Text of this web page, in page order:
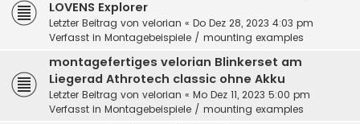
LOVENS Explorer
Letzter Beitrag von velorian « Do Dez 28, 2023 4:03 pm
Verfasst in Montagebeispiele / mounting examples
montagefertiges velorian Blinkerset am
Liegerad Athrotech classic ohne Akku
Letzter Beitrag von velorian « Mo Dez 11, 2023 5:00 pm
Verfasst in Montagebeispiele / mounting examples